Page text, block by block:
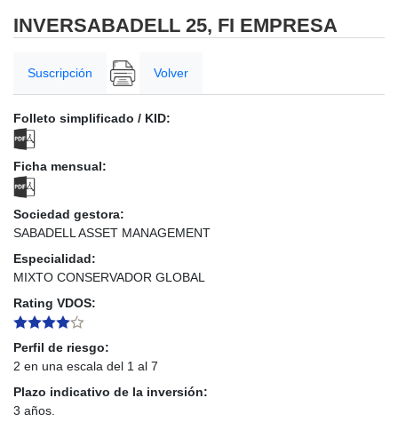
INVERSABADELL 25, FI EMPRESA
Suscripción Volver
Folleto simplificado / KID:
Ficha mensual:
Sociedad gestora:
SABADELL ASSET MANAGEMENT
Especialidad:
MIXTO CONSERVADOR GLOBAL
Rating VDOS:
Perfil de riesgo:
2 en una escala del 1 al 7
Plazo indicativo de la inversión:
3 años.